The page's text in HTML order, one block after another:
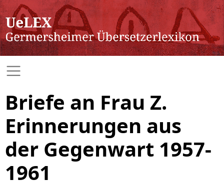
Briefe an Frau Z.
Erinnerungen aus
der Gegenwart 1957-
1961